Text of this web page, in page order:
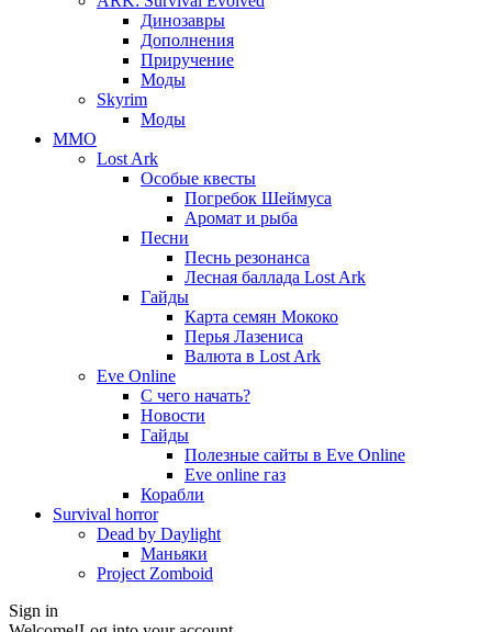
Динозавры
Дополнения
Приручение
Моды
Skyrim
Моды
ММО
Lost Ark
Особые квесты
Погребок Шеймуса
Аромат и рыба
Песни
Песнь резонанса
Лесная баллада Lost Ark
Гайды
Карта семян Мококо
Перья Лазениса
Валюта в Lost Ark
Eve Online
С чего начать?
Новости
Гайды
Полезные сайты в Eve Online
Eve online газ
Корабли
Survival horror
Dead by Daylight
Маньяки
Project Zomboid
Sign in